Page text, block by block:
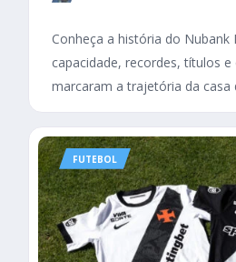
Conheça a história do Nubank
capacidade, recordes, títulos
marcaram a trajetória da casa
FUTEBOL